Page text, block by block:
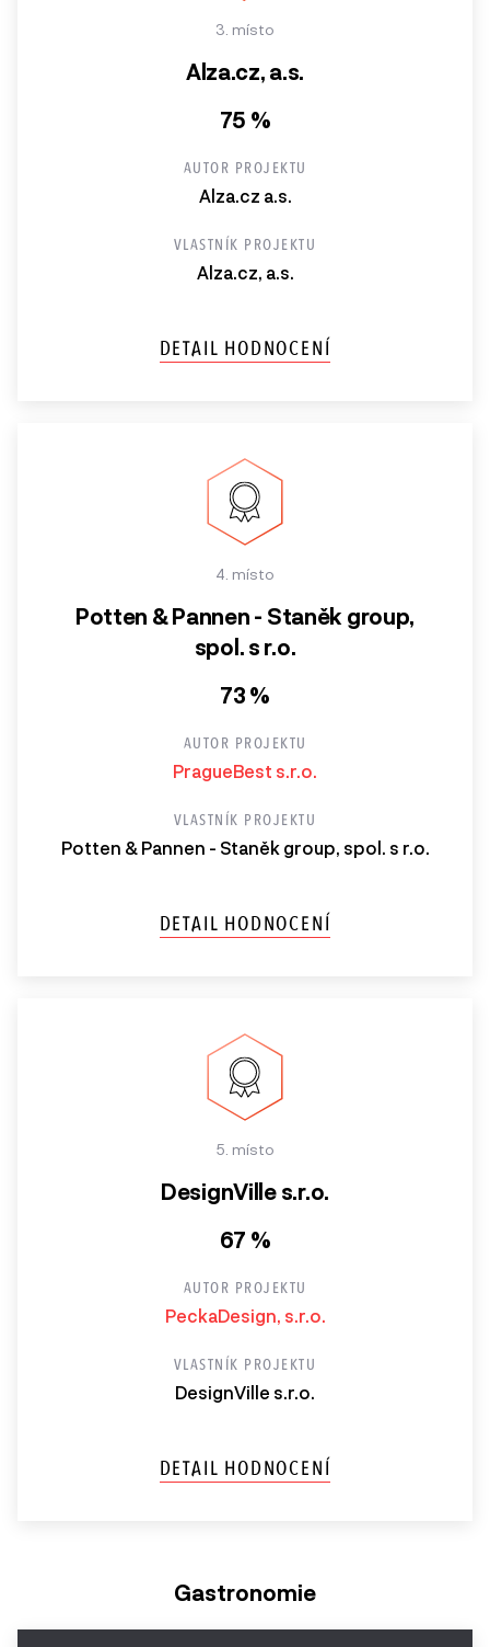
3. místo
Alza.cz, a.s.
75 %
AUTOR PROJEKTU
Alza.cz a.s.
VLASTNÍK PROJEKTU
Alza.cz, a.s.
DETAIL HODNOCENÍ
4. místo
Potten & Pannen - Staněk group,
spol. s r.o.
73 %
AUTOR PROJEKTU
PragueBest s.r.o.
VLASTNÍK PROJEKTU
Potten & Pannen - Staněk group, spol. s r.o.
DETAIL HODNOCENÍ
5. místo
DesignVille s.r.o.
67 %
AUTOR PROJEKTU
PeckaDesign, s.r.o.
VLASTNÍK PROJEKTU
DesignVille s.r.o.
DETAIL HODNOCENÍ
Gastronomie